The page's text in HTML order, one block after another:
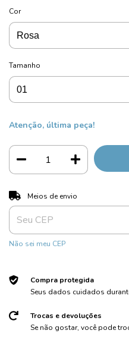
Cor
Tamanho
Atenção, última peça!
Entregas para o CEP:
Meios de envio
Não sei meu CEP
Compra protegida
Seus dados cuidados
Trocas e devoluções
Se não gostar, você pode